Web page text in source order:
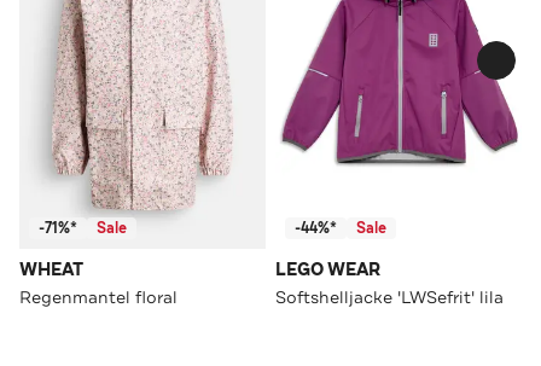
-71%* Sale
WHEAT
Regenmantel floral
-44%* Sale
LEGO WEAR
Softshelljacke 'LWSefrit' lila